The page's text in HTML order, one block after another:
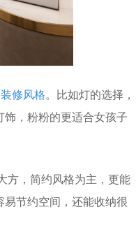
装修风格。比如灯的选择，
，粉粉的更适合女孩子
方，简约风格为主，更能
节约空间，还能收纳很